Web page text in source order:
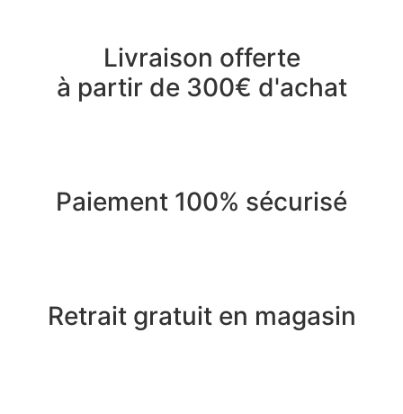
Livraison offerte
à partir de 300€ d'achat
Paiement 100% sécurisé
Retrait gratuit en magasin